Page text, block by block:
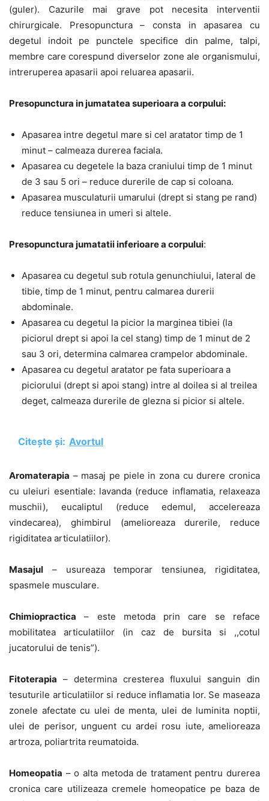
(guler). Cazurile mai grave pot necesita interventii
chirurgicale. Presopunctura – consta in apasarea cu
degetul indoit pe punctele specifice din palme, talpi,
membre care corespund diverselor zone ale organismului,
intreruperea apasarii apoi reluarea apasarii.
Presopunctura in jumatatea superioara a corpului:
Apasarea intre degetul mare si cel aratator timp de 1
minut – calmeaza durerea faciala.
Apasarea cu degetele la baza craniului timp de 1 minut
de 3 sau 5 ori – reduce durerile de cap si coloana.
Apasarea musculaturii umarului (drept si stang pe rand)
reduce tensiunea in umeri si altele.
Presopunctura jumatatii inferioare a corpului:
Apasarea cu degetul sub rotula genunchiului, lateral de
tibie, timp de 1 minut, pentru calmarea durerii
abdominale.
Apasarea cu degetul la picior la marginea tibiei (la
piciorul drept si apoi la cel stang) timp de 1 minut de 2
sau 3 ori, determina calmarea crampelor abdominale.
Apasarea cu degetul aratator pe fata superioara a
piciorului (drept si apoi stang) intre al doilea si al treilea
deget, calmeaza durerile de glezna si picior si altele.
Citește și: Avortul
Aromaterapia – masaj pe piele in zona cu durere cronica
cu uleiuri esentiale: lavanda (reduce inflamatia, relaxeaza
muschii), eucaliptul (reduce edemul, accelereaza
vindecarea), ghimbirul (amelioreaza durerile, reduce
rigiditatea articulatiilor).
Masajul – usureaza temporar tensiunea, rigiditatea,
spasmele musculare.
Chimiopractica – este metoda prin care se reface
mobilitatea articulatiilor (in caz de bursita si ,,cotul
jucatorului de tenis”).
Fitoterapia – determina cresterea fluxului sanguin din
tesuturile articulatiilor si reduce inflamatia lor. Se maseaza
zonele afectate cu ulei de menta, ulei de luminita noptii,
ulei de perisor, unguent cu ardei rosu iute, amelioreaza
artroza, poliartrita reumatoida.
Homeopatia – o alta metoda de tratament pentru durerea
cronica care utilizeaza cremele homeopatice pe baza de